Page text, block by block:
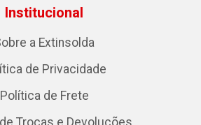
Institucional
a Extinsolda
de Privacidade
Política de Frete
Trocas e Devoluções